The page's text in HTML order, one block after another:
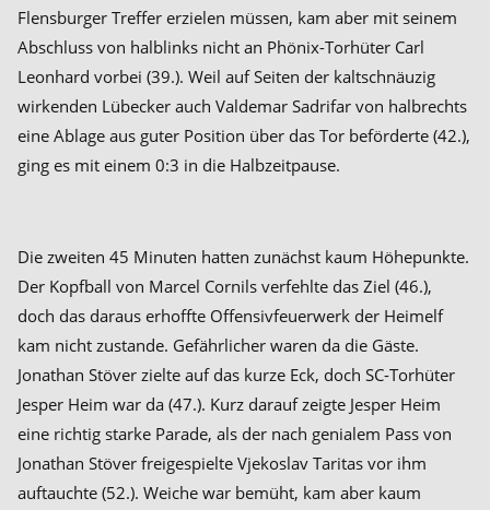
Flensburger Treffer erzielen müssen, kam aber mit seinem
Abschluss von halblinks nicht an Phönix-Torhüter Carl
Leonhard vorbei (39.). Weil auf Seiten der kaltschnäuzig
wirkenden Lübecker auch Valdemar Sadrifar von halbrechts
eine Ablage aus guter Position über das Tor beförderte (42.),
ging es mit einem 0:3 in die Halbzeitpause.
Die zweiten 45 Minuten hatten zunächst kaum Höhepunkte.
Der Kopfball von Marcel Cornils verfehlte das Ziel (46.),
doch das daraus erhoffte Offensivfeuerwerk der Heimelf
kam nicht zustande. Gefährlicher waren da die Gäste.
Jonathan Stöver zielte auf das kurze Eck, doch SC-Torhüter
Jesper Heim war da (47.). Kurz darauf zeigte Jesper Heim
eine richtig starke Parade, als der nach genialem Pass von
Jonathan Stöver freigespielte Vjekoslav Taritas vor ihm
auftauchte (52.). Weiche war bemüht, kam aber kaum